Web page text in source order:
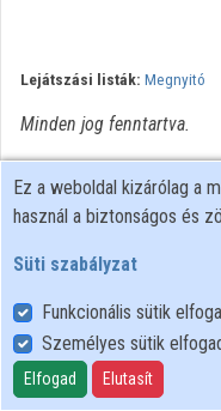
Lejátszási listák: Megnyitó
Minden jog fenntartva.
Felhasználói szabályzat
Adatkezelési tájékoztató
Süti szabályzat
Ez a weboldal kizárólag a
használ a biztonságos és
Süti szabályzat
Funkcionális sütik
Személyes sütik
Elfogad Elutasít